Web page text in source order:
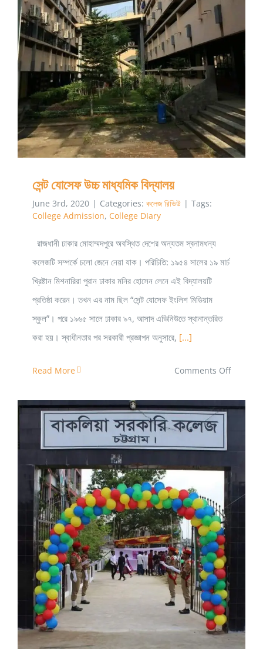
সেন্ট যোসেফ উচ্চ মাধ্যমিক বিদ্যালয়
সেন্ট যোসেফ উচ্চ মাধ্যমিক বিদ্যালয়
June 3rd, 2020 | Categories: কলেজ রিভিউ | Tags:
College Admission, College DIary
রাজধানী ঢাকার মোহাম্মদপুরে অবস্থিত দেশের অন্যতম স্বনামধন্য
কলেজটি সম্পর্কে চলো জেনে নেয়া যাক। পরিচিতি: ১৯৫৪ সালের ১৯ মার্চ
খ্রিষ্টান মিশনারিরা পুরান ঢাকার মনির হোসেন লেনে এই বিদ্যালয়টি
প্রতিষ্ঠা করেন। তখন এর নাম ছিল “সেন্ট যোসেফ ইংলিশ মিডিয়াম
স্কুল”। পরে ১৯৬৫ সালে ঢাকার ৯৭, আসাদ এভিনিউতে স্থানান্তরিত
করা হয়। স্বাধীনতার পর সরকারী প্রজ্ঞাপন অনুসারে, [...]
Read More Comments Offon
যোসেফ
বিদ্যালয়
বাকলিয়া সরকারি কলেজ, চট্টগ্রাম